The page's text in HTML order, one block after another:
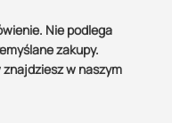
Nie podlega
zakupy.
w naszym